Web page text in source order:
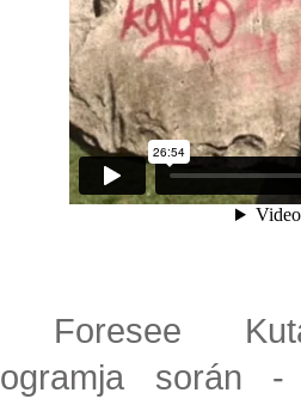
Foresee
során -